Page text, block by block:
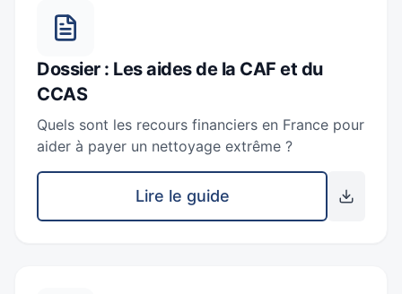
Dossier : Les aides de la CAF et du
CCAS
Quels sont les recours financiers en France pour
aider à payer un nettoyage extrême ?
Lire le guide